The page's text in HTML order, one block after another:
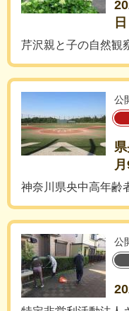
日
芹沢親と子の自然観
公
神奈川県央中高年齢
公